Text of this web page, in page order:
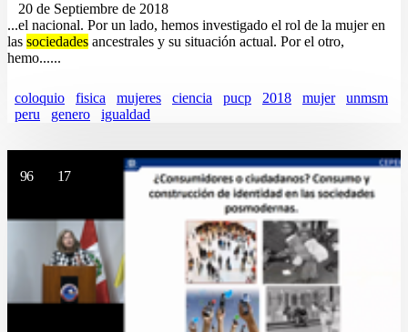
20 de Septiembre de 2018
...el nacional. Por un lado, hemos investigado el rol de la mujer en
las sociedades ancestrales y su situación actual. Por el otro,
hemo......
coloquio fisica mujeres ciencia pucp 2018 mujer
unmsm
peru
genero igualdad
96 17